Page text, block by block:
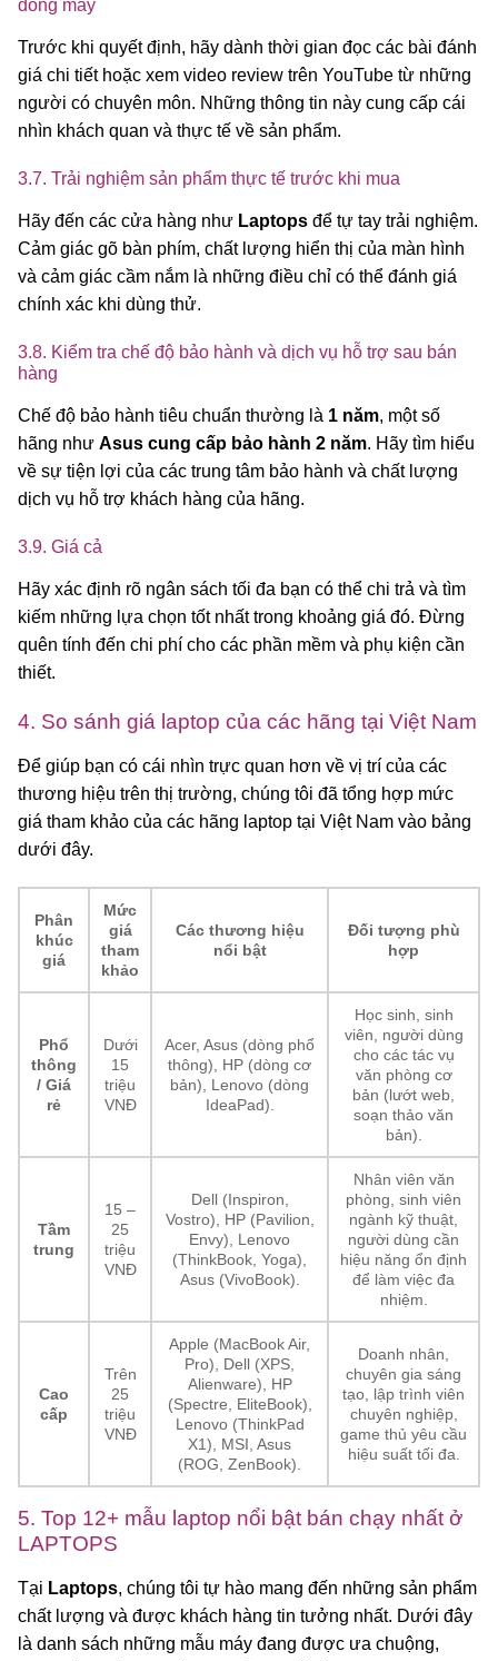
dòng máy
Trước khi quyết định, hãy dành thời gian đọc các bài đánh
giá chi tiết hoặc xem video review trên YouTube từ những
người có chuyên môn. Những thông tin này cung cấp cái
nhìn khách quan và thực tế về sản phẩm.
3.7. Trải nghiệm sản phẩm thực tế trước khi mua
Hãy đến các cửa hàng như Laptops để tự tay trải nghiệm.
Cảm giác gõ bàn phím, chất lượng hiển thị của màn hình
và cảm giác cầm nắm là những điều chỉ có thể đánh giá
chính xác khi dùng thử.
3.8. Kiểm tra chế độ bảo hành và dịch vụ hỗ trợ sau bán
hàng
Chế độ bảo hành tiêu chuẩn thường là 1 năm, một số
hãng như Asus cung cấp bảo hành 2 năm. Hãy tìm hiểu
về sự tiện lợi của các trung tâm bảo hành và chất lượng
dịch vụ hỗ trợ khách hàng của hãng.
3.9. Giá cả
Hãy xác định rõ ngân sách tối đa bạn có thể chi trả và tìm
kiếm những lựa chọn tốt nhất trong khoảng giá đó. Đừng
quên tính đến chi phí cho các phần mềm và phụ kiện cần
thiết.
4. So sánh giá laptop của các hãng tại Việt Nam
Để giúp bạn có cái nhìn trực quan hơn về vị trí của các
thương hiệu trên thị trường, chúng tôi đã tổng hợp mức
giá tham khảo của các hãng laptop tại Việt Nam vào bảng
dưới đây.
Phân
khúc
giá
Mức
giá
tham
khảo
Các thương hiệu
nổi bật
Đối tượng phù
hợp
Phổ
thông
/ Giá
rẻ
Dưới
15
triệu
VNĐ
Acer, Asus (dòng phổ
thông), HP (dòng cơ
bản), Lenovo (dòng
IdeaPad).
Học sinh, sinh
viên, người dùng
cho các tác vụ
văn phòng cơ
bản (lướt web,
soạn thảo văn
bản).
Tầm
trung
15 –
25
triệu
VNĐ
Dell (Inspiron,
Vostro), HP (Pavilion,
Envy), Lenovo
(ThinkBook, Yoga),
Asus (VivoBook).
Nhân viên văn
phòng, sinh viên
ngành kỹ thuật,
người dùng cần
hiệu năng ổn định
để làm việc đa
nhiệm.
Cao
cấp
Trên
25
triệu
VNĐ
Apple (MacBook Air,
Pro), Dell (XPS,
Alienware), HP
(Spectre, EliteBook),
Lenovo (ThinkPad
X1), MSI, Asus
(ROG, ZenBook).
Doanh nhân,
chuyên gia sáng
tạo, lập trình viên
chuyên nghiệp,
game thủ yêu cầu
hiệu suất tối đa.
5. Top 12+ mẫu laptop nổi bật bán chạy nhất ở
LAPTOPS
Tại Laptops, chúng tôi tự hào mang đến những sản phẩm
chất lượng và được khách hàng tin tưởng nhất. Dưới đây
là danh sách những mẫu máy đang được ưa chuộng,